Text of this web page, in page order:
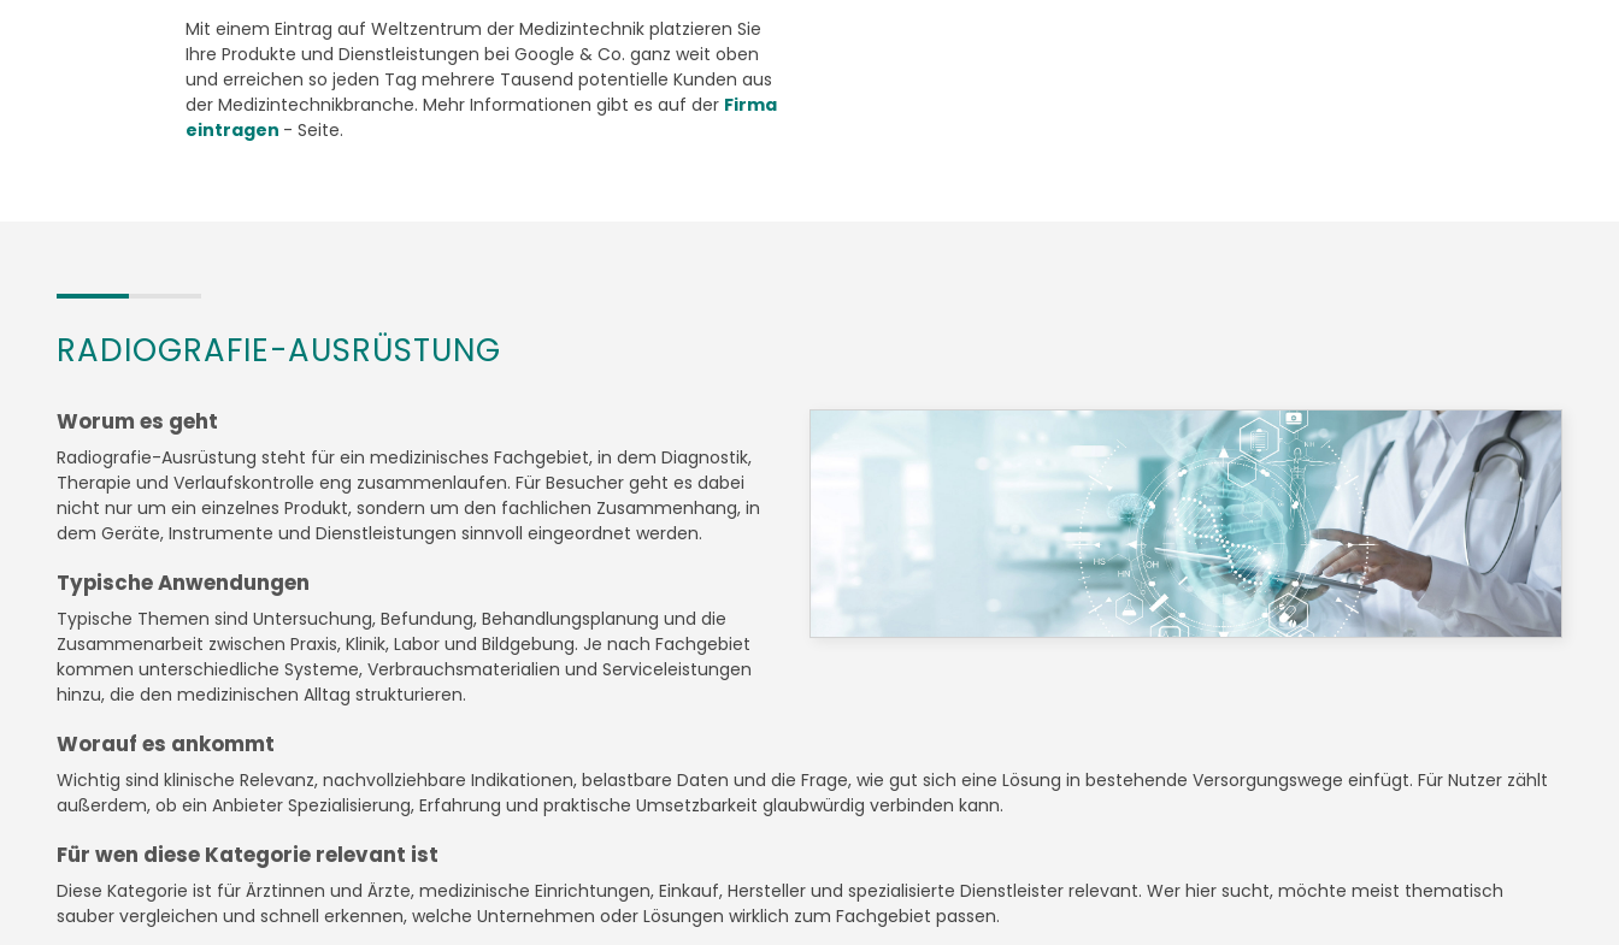
Mit einem Eintrag auf Weltzentrum der Medizintechnik platzieren Sie
Ihre Produkte und Dienstleistungen bei Google & Co. ganz weit oben
und erreichen so jeden Tag mehrere Tausend potentielle Kunden aus
der Medizintechnikbranche. Mehr Informationen gibt es auf der Firma
eintragen - Seite.
RADIOGRAFIE-AUSRÜSTUNG
Worum es geht
Radiografie-Ausrüstung steht für ein medizinisches Fachgebiet, in dem Diagnostik,
Therapie und Verlaufskontrolle eng zusammenlaufen. Für Besucher geht es dabei
nicht nur um ein einzelnes Produkt, sondern um den fachlichen Zusammenhang, in
dem Geräte, Instrumente und Dienstleistungen sinnvoll eingeordnet werden.
Typische Anwendungen
Typische Themen sind Untersuchung, Befundung, Behandlungsplanung und die
Zusammenarbeit zwischen Praxis, Klinik, Labor und Bildgebung. Je nach Fachgebiet
kommen unterschiedliche Systeme, Verbrauchsmaterialien und Serviceleistungen
hinzu, die den medizinischen Alltag strukturieren.
Worauf es ankommt
Wichtig sind klinische Relevanz, nachvollziehbare Indikationen, belastbare Daten und die Frage, wie gut sich eine Lösung in bestehende Versorgungswege einfügt. Für Nutzer zählt
außerdem, ob ein Anbieter Spezialisierung, Erfahrung und praktische Umsetzbarkeit glaubwürdig verbinden kann.
Für wen diese Kategorie relevant ist
Diese Kategorie ist für Ärztinnen und Ärzte, medizinische Einrichtungen, Einkauf, Hersteller und spezialisierte Dienstleister relevant. Wer hier sucht, möchte meist thematisch
sauber vergleichen und schnell erkennen, welche Unternehmen oder Lösungen wirklich zum Fachgebiet passen.